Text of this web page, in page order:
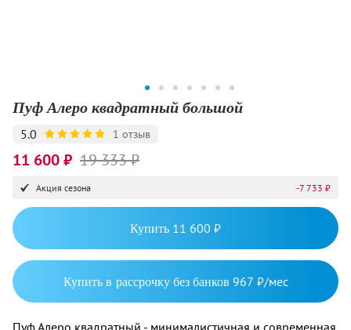
Пуф Алеро квадратный большой
5.0 1 отзыв
11 600 ₽ 19 333 ₽
Акция сезона -7 733 ₽
Купить 11 600 ₽
Купить в рассрочку без банков 967 ₽/мес
Пуф Алеро квадратный - минималистичная и современная